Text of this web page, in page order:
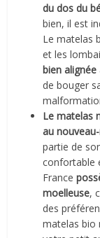
du dos du
bien, il est
Le matelas
et les
bien
de bouger
Le matelas
au
partie de
confortable
France
moelleuse,
des
matelas bio